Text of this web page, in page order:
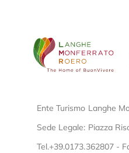
Ente Turismo Langhe
Sede Legale: Piazza
Tel.+39.0173.362807 -